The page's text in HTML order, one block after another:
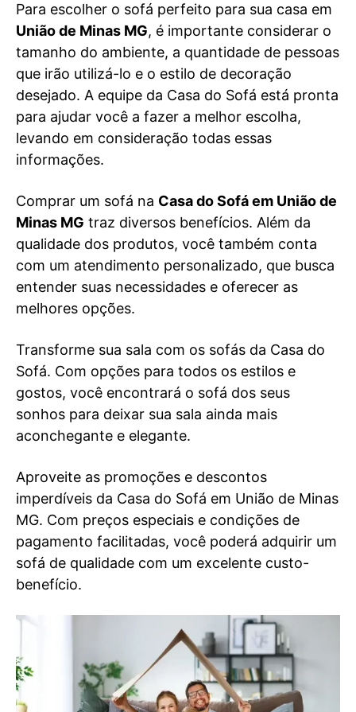
Para escolher o sofá perfeito para sua casa em
União de Minas MG, é importante considerar o
tamanho do ambiente, a quantidade de pessoas
que irão utilizá-lo e o estilo de decoração
desejado. A equipe da Casa do Sofá está pronta
para ajudar você a fazer a melhor escolha,
levando em consideração todas essas
informações.
Comprar um sofá na Casa do Sofá em União de
Minas MG traz diversos benefícios. Além da
qualidade dos produtos, você também conta
com um atendimento personalizado, que busca
entender suas necessidades e oferecer as
melhores opções.
Transforme sua sala com os sofás da Casa do
Sofá. Com opções para todos os estilos e
gostos, você encontrará o sofá dos seus
sonhos para deixar sua sala ainda mais
aconchegante e elegante.
Aproveite as promoções e descontos
imperdíveis da Casa do Sofá em União de Minas
MG. Com preços especiais e condições de
pagamento facilitadas, você poderá adquirir um
sofá de qualidade com um excelente custo-
benefício.